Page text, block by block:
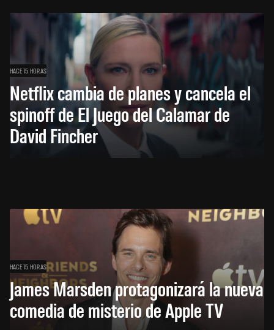
HACE 15 HORAS
Netflix cambia de planes y cancela el
spinoff de El Juego del Calamar de
David Fincher
HACE 15 HORAS
James Marsden protagonizará la nueva
comedia de misterio de Apple TV